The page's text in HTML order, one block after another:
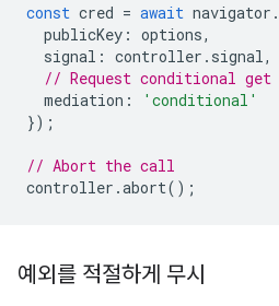
const cred = await navigator .
publicKey : options,
signal : controller . signal ,
// Request conditional get
mediation :
'conditional'
});
// Abort the call
controller .abort();
예외를 적절하게 무시